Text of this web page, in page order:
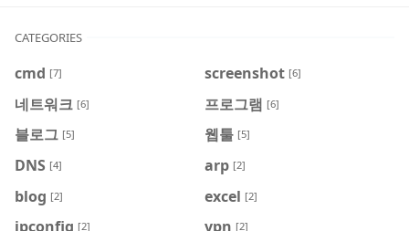
CATEGORIES
cmd [7] screenshot [6]
네트워크 [6] 프로그램 [6]
블로그 [5] 웹툴 [5]
DNS [4] arp [2]
blog [2] excel [2]
ipconfig [2] vpn [2]